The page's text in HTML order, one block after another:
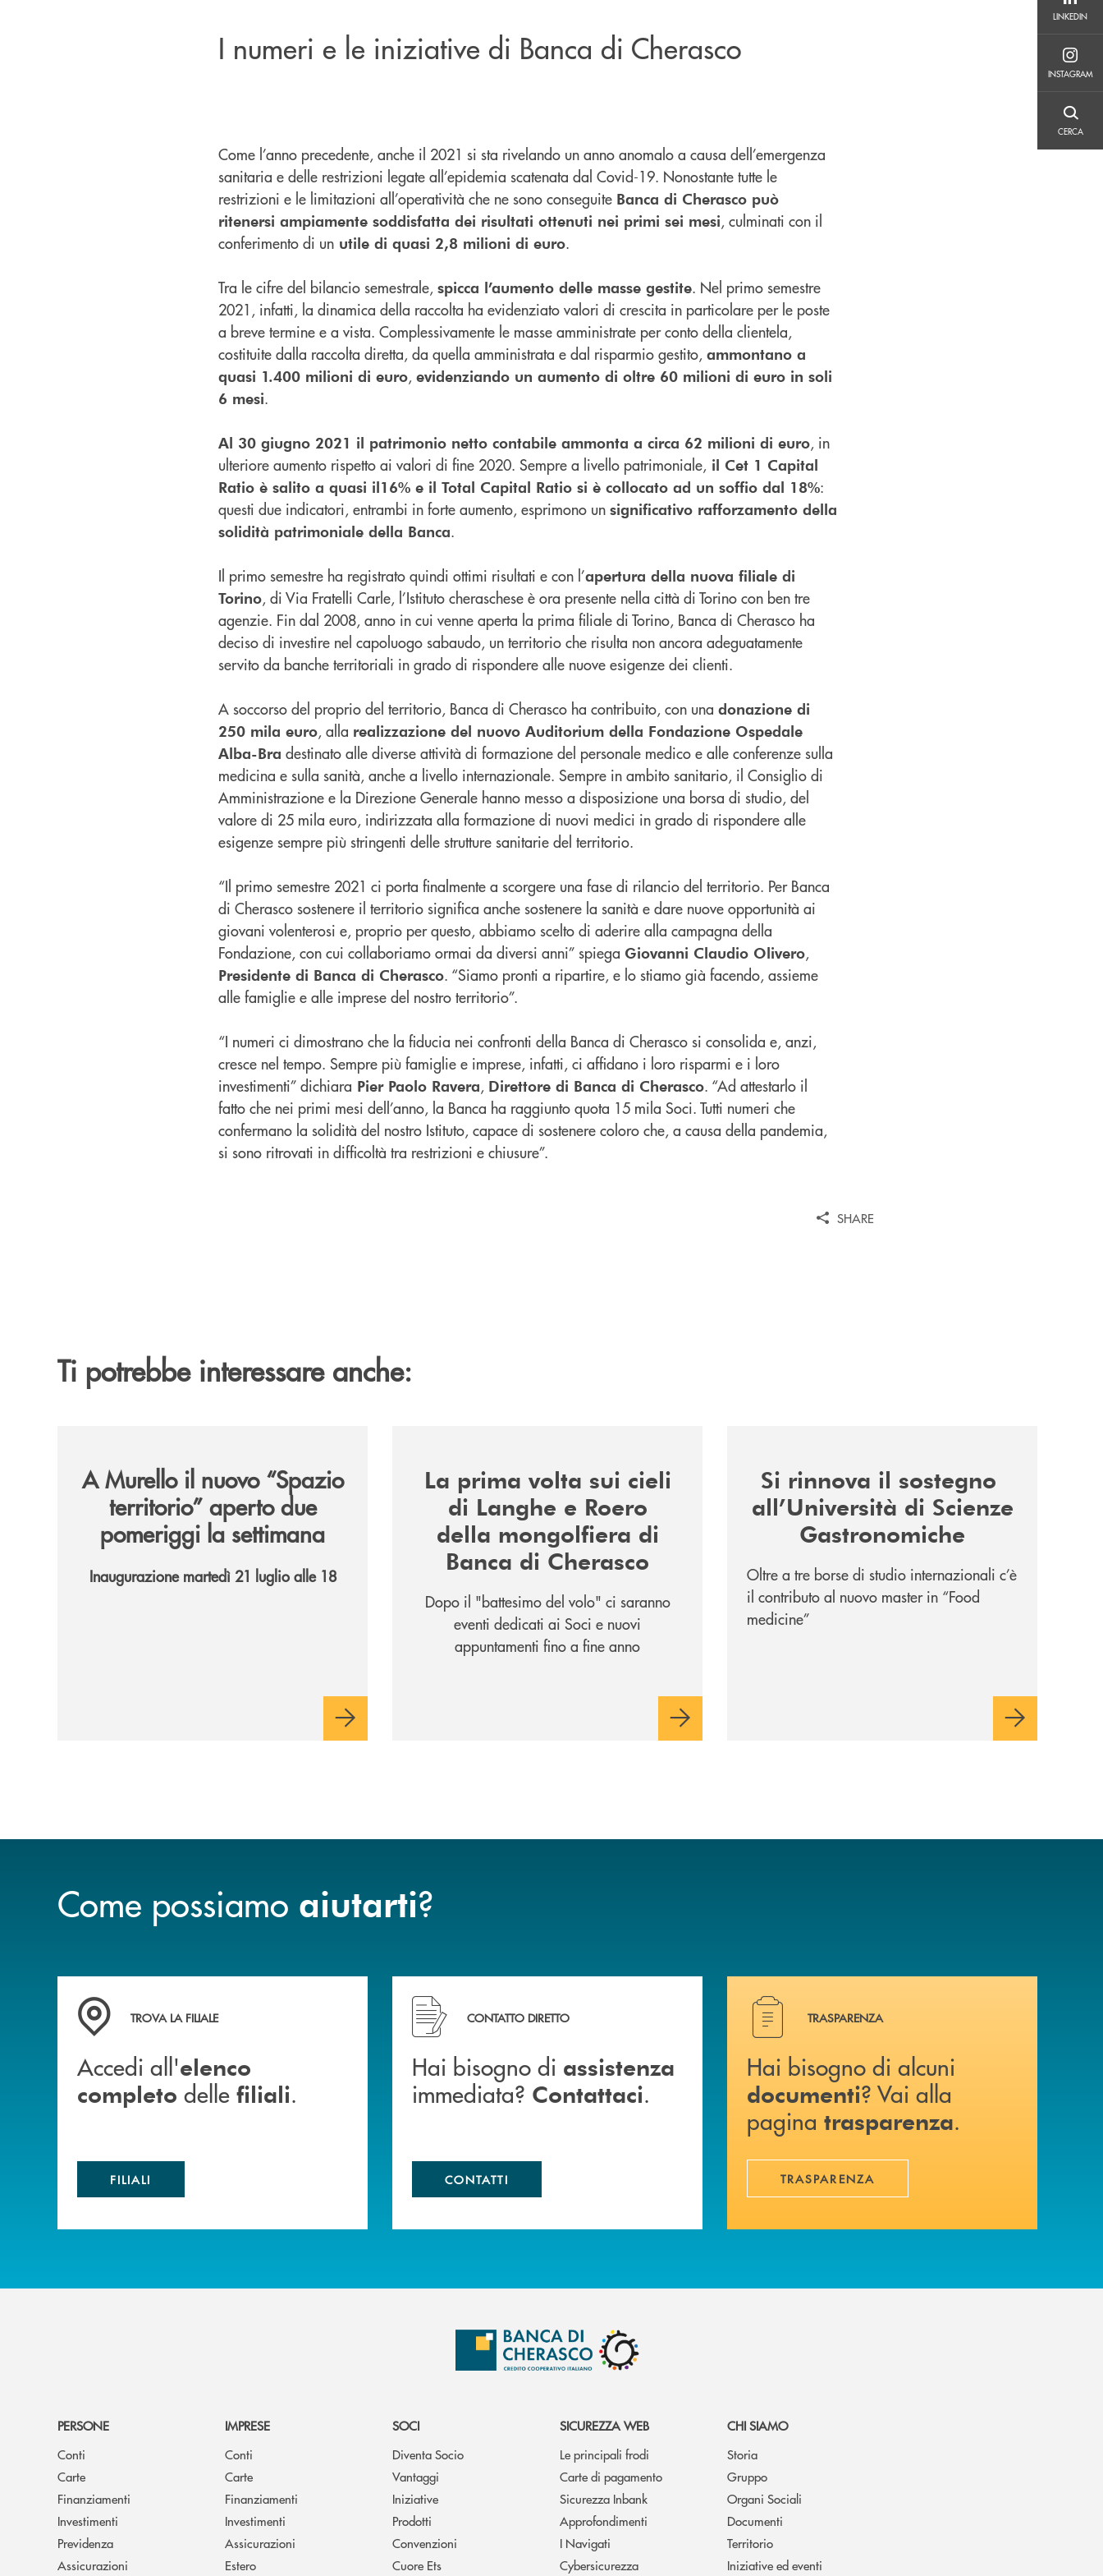
LINKEDIN
INSTAGRAM
CERCA
I numeri e le iniziative di Banca di Cherasco
Come l’anno precedente, anche il 2021 si sta rivelando un anno anomalo a causa dell’emergenza
sanitaria e delle restrizioni legate all’epidemia scatenata dal Covid-19. Nonostante tutte le
restrizioni e le limitazioni all’operatività che ne sono conseguite Banca di Cherasco può
ritenersi ampiamente soddisfatta dei risultati ottenuti nei primi sei mesi, culminati con il
conferimento di un utile di quasi 2,8 milioni di euro.
Tra le cifre del bilancio semestrale, spicca l’aumento delle masse gestite. Nel primo semestre
2021, infatti, la dinamica della raccolta ha evidenziato valori di crescita in particolare per le poste
a breve termine e a vista. Complessivamente le masse amministrate per conto della clientela,
costituite dalla raccolta diretta, da quella amministrata e dal risparmio gestito, ammontano a
quasi 1.400 milioni di euro, evidenziando un aumento di oltre 60 milioni di euro in soli
6 mesi.
Al 30 giugno 2021 il patrimonio netto contabile ammonta a circa 62 milioni di euro, in
ulteriore aumento rispetto ai valori di fine 2020. Sempre a livello patrimoniale, il Cet 1 Capital
Ratio è salito a quasi il16% e il Total Capital Ratio si è collocato ad un soffio dal 18%:
questi due indicatori, entrambi in forte aumento, esprimono un significativo rafforzamento della
solidità patrimoniale della Banca.
Il primo semestre ha registrato quindi ottimi risultati e con l’apertura della nuova filiale di
Torino, di Via Fratelli Carle, l’Istituto cheraschese è ora presente nella città di Torino con ben tre
agenzie. Fin dal 2008, anno in cui venne aperta la prima filiale di Torino, Banca di Cherasco ha
deciso di investire nel capoluogo sabaudo, un territorio che risulta non ancora adeguatamente
servito da banche territoriali in grado di rispondere alle nuove esigenze dei clienti.
A soccorso del proprio del territorio, Banca di Cherasco ha contribuito, con una donazione di
250 mila euro, alla realizzazione del nuovo Auditorium della Fondazione Ospedale
Alba-Bra destinato alle diverse attività di formazione del personale medico e alle conferenze sulla
medicina e sulla sanità, anche a livello internazionale. Sempre in ambito sanitario, il Consiglio di
Amministrazione e la Direzione Generale hanno messo a disposizione una borsa di studio, del
valore di 25 mila euro, indirizzata alla formazione di nuovi medici in grado di rispondere alle
esigenze sempre più stringenti delle strutture sanitarie del territorio.
“Il primo semestre 2021 ci porta finalmente a scorgere una fase di rilancio del territorio. Per Banca
di Cherasco sostenere il territorio significa anche sostenere la sanità e dare nuove opportunità ai
giovani volenterosi e, proprio per questo, abbiamo scelto di aderire alla campagna della
Fondazione, con cui collaboriamo ormai da diversi anni” spiega Giovanni Claudio Olivero,
Presidente di Banca di Cherasco. “Siamo pronti a ripartire, e lo stiamo già facendo, assieme
alle famiglie e alle imprese del nostro territorio”.
“I numeri ci dimostrano che la fiducia nei confronti della Banca di Cherasco si consolida e, anzi,
cresce nel tempo. Sempre più famiglie e imprese, infatti, ci affidano i loro risparmi e i loro
investimenti” dichiara Pier Paolo Ravera, Direttore di Banca di Cherasco. “Ad attestarlo il
fatto che nei primi mesi dell’anno, la Banca ha raggiunto quota 15 mila Soci. Tutti numeri che
confermano la solidità del nostro Istituto, capace di sostenere coloro che, a causa della pandemia,
si sono ritrovati in difficoltà tra restrizioni e chiusure”.
SHARE
Ti potrebbe interessare anche:
A Murello il nuovo “Spazio
territorio” aperto due
pomeriggi la settimana
Inaugurazione martedì 21 luglio alle 18
La prima volta sui cieli
di Langhe e Roero
della mongolfiera di
Banca di Cherasco
Dopo il "battesimo del volo" ci saranno
eventi dedicati ai Soci e nuovi
appuntamenti fino a fine anno
Si rinnova il sostegno
all’Università di Scienze
Gastronomiche
Oltre a tre borse di studio internazionali c’è
il contributo al nuovo master in “Food
medicine”
Come possiamo aiutarti?
Accedi all' elenco completo delle filiali .
TROVA LA FILIALE
Accedi all'elenco
completo delle filiali.
FILIALI
Hai bisogno di assistenza immediata? Contattaci .
CONTATTO DIRETTO
Hai bisogno di assistenza
immediata? Contattaci.
CONTATTI
Hai bisogno di alcuni documenti ? Vai alla pagina
TRASPARENZA
Hai bisogno di alcuni
documenti? Vai alla
pagina trasparenza.
TRASPARENZA
PERSONE
Conti
Carte
Finanziamenti
Investimenti
Previdenza
Assicurazioni
IMPRESE
Conti
Carte
Finanziamenti
Investimenti
Assicurazioni
Estero
SOCI
Diventa Socio
Vantaggi
Iniziative
Prodotti
Convenzioni
Cuore Ets
SICUREZZA WEB
Le principali frodi
Carte di pagamento
Sicurezza Inbank
Approfondimenti
I Navigati
Cybersicurezza
CHI SIAMO
Storia
Gruppo
Organi Sociali
Documenti
Territorio
Iniziative ed eventi